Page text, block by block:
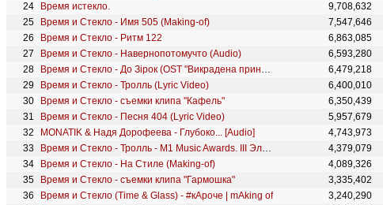
Время истекло.
9,708,632
Время и Стекло - Имя 505 (Making-of)
7,547,646
Время и Стекло - Ритм 122
6,863,085
Время и Стекло - Навернопотомучто (Audio)
6,593,280
Время и Стекло - До Зірок (OST "Викрадена принцеса")
6,479,218
Время и Стекло - Тролль (Lyric Video)
6,400,010
Время и Стекло - съемки клипа "Кафель"
6,350,439
Время и Стекло - Песня 404 (Lyric Video)
5,957,679
MONATIK & Надя Дорофеева - Глубоко... [Audio]
4,743,973
Время и Стекло - Тролль - M1 Music Awards. III Элемент
4,379,079
Время и Стекло - На Стиле (Making-of)
4,089,326
Время и Стекло - съемки клипа "Гармошка"
3,335,402
Время и Стекло (Time & Glass) - #кАроче | mAking of
3,240,290